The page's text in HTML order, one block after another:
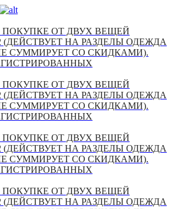
ПОКУПКЕ ОТ ДВУХ ВЕЩЕЙ
(ДЕЙСТВУЕТ НА РАЗДЕЛЫ ОДЕЖДА
СУММИРУЕТ СО СКИДКАМИ).
ПОКУПКЕ ОТ ДВУХ ВЕЩЕЙ
(ДЕЙСТВУЕТ НА РАЗДЕЛЫ ОДЕЖДА
СУММИРУЕТ СО СКИДКАМИ).
ПОКУПКЕ ОТ ДВУХ ВЕЩЕЙ
(ДЕЙСТВУЕТ НА РАЗДЕЛЫ ОДЕЖДА
СУММИРУЕТ СО СКИДКАМИ).
ПОКУПКЕ ОТ ДВУХ ВЕЩЕЙ
(ДЕЙСТВУЕТ НА РАЗДЕЛЫ ОДЕЖДА